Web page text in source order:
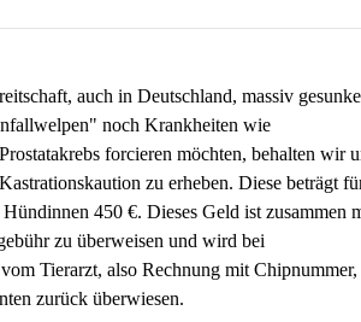
auch in Deutschland, massiv
noch Krankheiten wie
forcieren möchten, behalten wir
zu erheben. Diese beträgt
450 €. Dieses Geld ist zusammen
zu überweisen und wird bei
Tierarzt, also Rechnung mit Chipnummer,
zurück überwiesen.